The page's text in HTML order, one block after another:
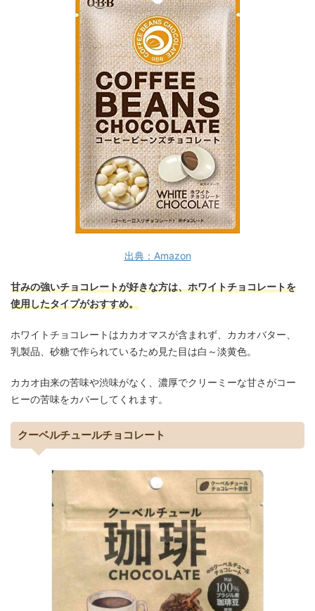
出典：Amazon
甘みの強いチョコレートが好きな方は、ホワイトチョコレートを
使用したタイプがおすすめ。
ホワイトチョコレートはカカオマスが含まれず、カカオバター、
乳製品、砂糖で作られているため見た目は白～淡黄色。
カカオ由来の苦味や渋味がなく、濃厚でクリーミーな甘さがコー
ヒーの苦味をカバーしてくれます。
クーベルチュールチョコレート